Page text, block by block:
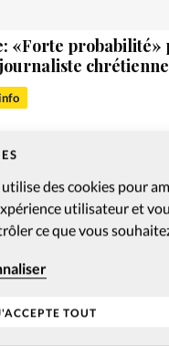
des cookies pour
utilisateur et
ce que vous
TOUT
«Forte probabilité»
chrétienne